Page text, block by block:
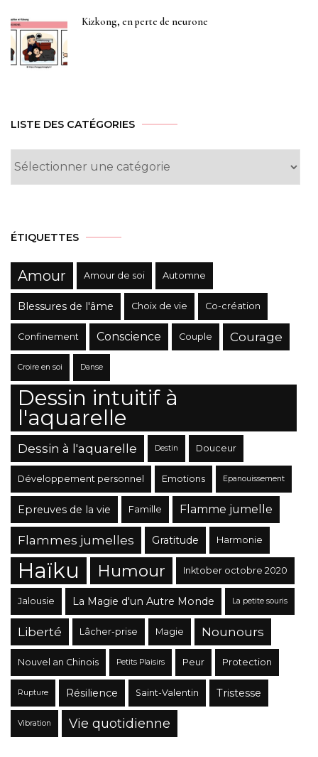
Kizkong, en perte de neurone
LISTE DES CATÉGORIES
Liste
ÉTIQUETTES
Amour Amour de soi Automne
Blessures de l'âme Choix de vie Co-création
Confinement Conscience Couple Courage
Croire en soi Danse
Dessin intuitif à
l'aquarelle
Dessin à l'aquarelle Destin Douceur
Développement personnel Emotions Epanouissement
Epreuves de la vie Famille Flamme jumelle
Flammes jumelles Gratitude Harmonie
Haïku Humour Inktober octobre 2020
Jalousie La Magie d'un Autre Monde La petite souris
Liberté Lâcher-prise Magie Nounours
Nouvel an Chinois Petits Plaisirs Peur Protection
Rupture Résilience Saint-Valentin Tristesse
Vibration Vie quotidienne